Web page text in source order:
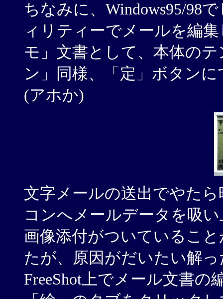
ちなみに、Windows95/98
ィリティーでメールを編
モ」文書として、本体の
ン」同様、「定」ボタン
(アホか)
文字メールの送出でやた
コンへメールデータを吸
画像添付がついているこ
たが、原因がだいたい解っ
FreeShot上でメール文書